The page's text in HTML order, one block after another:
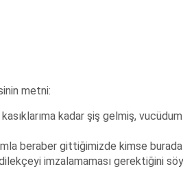
metni:
kadar şiş gelmiş,
beraber gittiğimizde kimse
imzalamaması gerektiğini